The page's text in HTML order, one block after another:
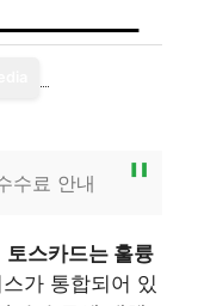
수료 안내
토스카드는 훌륭
가 통합되어 있